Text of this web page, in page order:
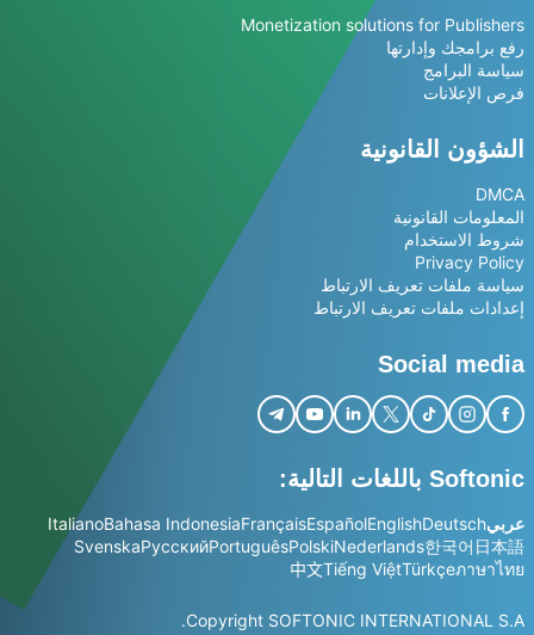
Monetization solutions for Publishers
رفع برامجك وإدارتها
سياسة البرامج
فرص الإعلانات
الشؤون القانونية
DMCA
المعلومات القانونية
شروط الاستخدام
Privacy Policy
سياسة ملفات تعريف الارتباط
إعدادات ملفات تعريف الارتباط
Social media
Softonic باللغات التالية:
عربيDeutsch
English
Español
Français
Bahasa Indonesia
Italiano
日本語
한국어
Nederlands
Polski
Português
Русский
Svenska
ภาษาไทย
Türkçe
Tiếng Việt
中文
Copyright SOFTONIC INTERNATIONAL S.A.